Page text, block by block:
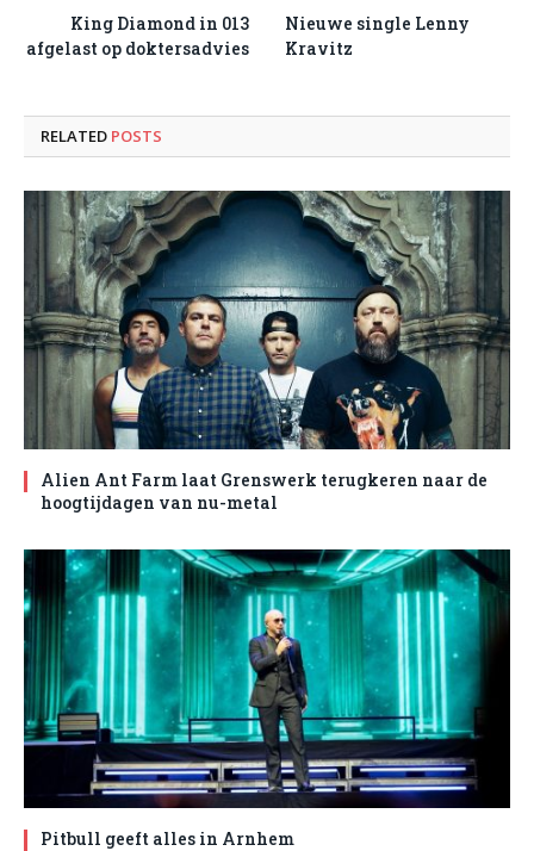
King Diamond in 013
afgelast op doktersadvies
Nieuwe single Lenny
Kravitz
RELATED POSTS
Alien Ant Farm laat Grenswerk terugkeren naar de
hoogtijdagen van nu-metal
Pitbull geeft alles in Arnhem